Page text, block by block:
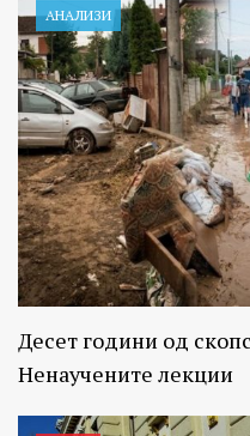
АНАЛИЗИ
Десет години од
Ненаучените лекции